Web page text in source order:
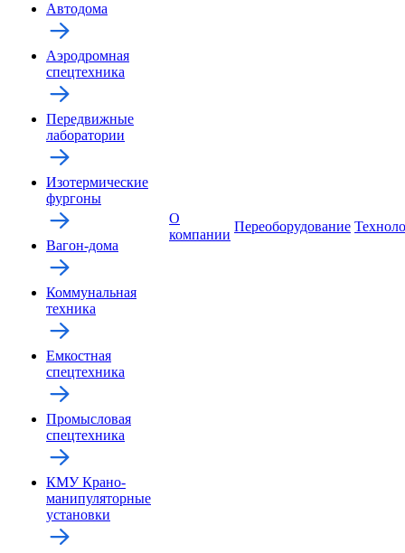
Автодома
Аэродромная
спецтехника
Передвижные
лаборатории
Изотермические
фургоны
Вагон-дома
Коммунальная
техника
Емкостная
спецтехника
Промысловая
спецтехника
КМУ Крано-
манипуляторные
установки
О
компании
Переоборудование